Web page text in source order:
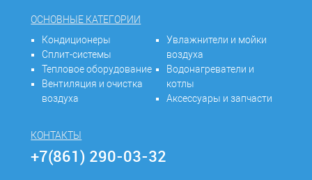
ОСНОВНЫЕ КАТЕГОРИИ
Кондиционеры
Сплит-системы
Тепловое оборудование
Вентиляция и очистка
воздуха
Увлажнители и мойки
воздуха
Водонагреватели и
котлы
Аксессуары и запчасти
КОНТАКТЫ
+7(861) 290-03-32